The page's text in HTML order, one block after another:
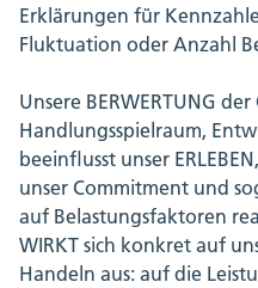
Erklärungen für
Fluktuation oder Anzahl
Unsere BERWERTUNG
Handlungsspielraum,
beeinflusst unser
unser Commitment und
auf Belastungsfaktoren
WIRKT sich konkret auf
Handeln aus: auf die